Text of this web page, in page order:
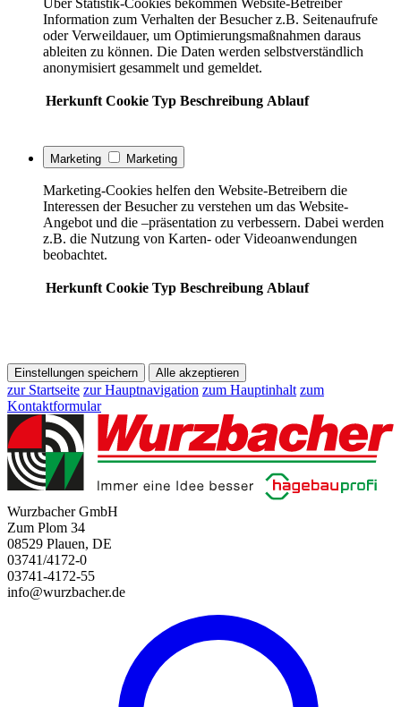
Information zum Verhalten der Besucher z.B. Seitenaufrufe
oder Verweildauer, um Optimierungsmaßnahmen daraus
ableiten zu können. Die Daten werden selbstverständlich
anonymisiert gesammelt und gemeldet.
Herkunft Cookie Typ Beschreibung Ablauf
Marketing Marketing
Marketing-Cookies helfen den Website-Betreibern die
Interessen der Besucher zu verstehen um das Website-
Angebot und die –präsentation zu verbessern. Dabei werden
z.B. die Nutzung von Karten- oder Videoanwendungen
beobachtet.
Herkunft Cookie Typ Beschreibung Ablauf
Einstellungen speichern Alle akzeptieren
zur Startseite zur Hauptnavigation zum Hauptinhalt zum
Kontaktformular
Wurzbacher GmbH
Zum Plom 34
08529 Plauen, DE
03741/4172-0
03741-4172-55
info@wurzbacher.de